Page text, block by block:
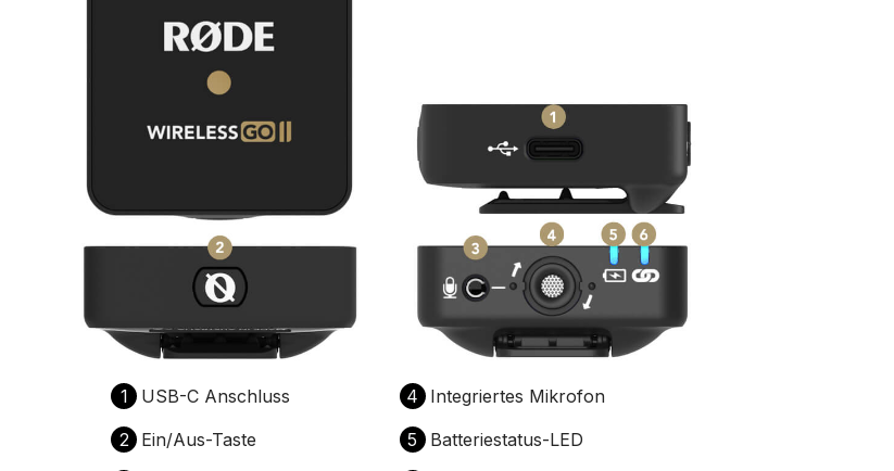
1
USB-C Anschluss
2
Ein/Aus-Taste
4
Integriertes Mikrofon
5
Batteriestatus-LED